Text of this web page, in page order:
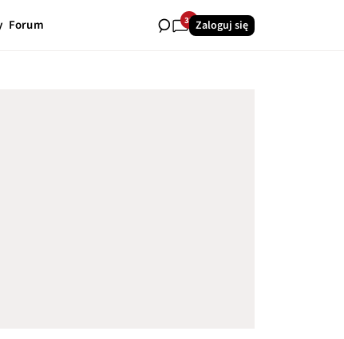
Forum 33Zaloguj się